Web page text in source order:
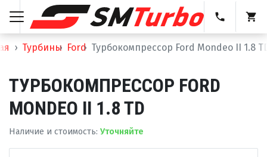
Турбины Ford Турбокомпрессор Ford Mondeo II 1.8
ТУРБОКОМПРЕССОР FORD
MONDEO II 1.8 TD
Наличие и стоимость: Уточняйте